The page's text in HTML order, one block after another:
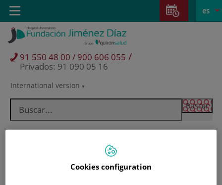
Saltar al contenido
Saltar
contenido
Selector
idioma
activo
es
International version
91 550 48 00 / 900 606 055 /
Privados: 91 090 05 16
Toggle
navigation
Cookies configuration